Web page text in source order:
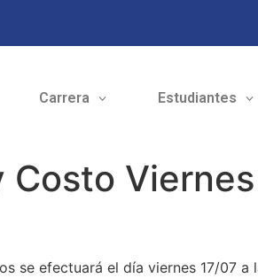
Carrera Estudiantes
se efectuará el día viernes 17/07 a